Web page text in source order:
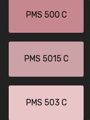
PMS 500 C
PMS 5015 C
PMS 503 C